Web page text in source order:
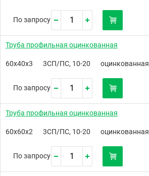
По запросу
Труба профильная оцинкованная
60х40х3 3СП/ПС, 10-20 оцинкованная
По запросу
Труба профильная оцинкованная
60х60х2 3СП/ПС, 10-20 оцинкованная
По запросу